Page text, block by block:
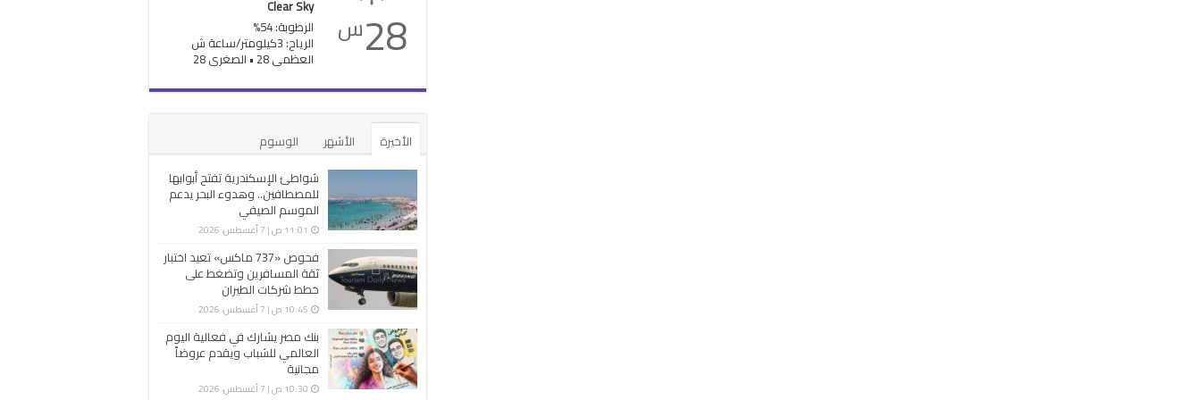
28س
Clear Sky
الرطوبة: 54%
الرياح: 3كيلومتر/ساعة ش
العظمى 28 • الصغرى 28
الأخيرة الأشهر
الوسوم
شواطئ الإسكندرية تفتح أبوابها
للمصطافين.. وهدوء البحر يدعم
الموسم الصيفي
11:01 ص | 7 أغسطس، 2026
فحوص «737 ماكس» تعيد اختبار
ثقة المسافرين وتضغط على
خطط شركات الطيران
10:45 ص | 7 أغسطس، 2026
بنك مصر يشارك في فعالية اليوم
العالمي للشباب ويقدم عروضاً
مجانية
10:30 ص | 7 أغسطس، 2026